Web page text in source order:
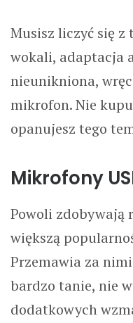
Musisz liczyć się
wokali, adaptacja
nieunikniona,
mikrofon. Nie
opanujesz tego
Mikrofony
Powoli zdobywają
większą
Przemawia za
bardzo tanie, nie
dodatkowych